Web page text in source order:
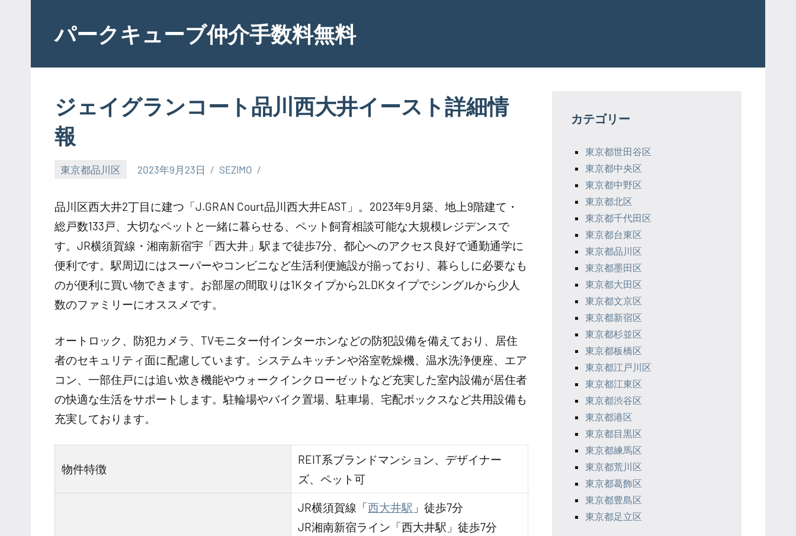
contentパークキューブ仲介手数料無料
ジェイグランコート品川西大井イースト詳細情
報
東京都品川区 2023年9月23日 SEZIMO
品川区西大井2丁目に建つ「J.GRAN Court品川西大井EAST」。2023年9月築、地上9階建て・
総戸数133戸、大切なペットと一緒に暮らせる、ペット飼育相談可能な大規模レジデンスで
す。JR横須賀線・湘南新宿宇「西大井」駅まで徒歩7分、都心へのアクセス良好で通勤通学に
便利です。駅周辺にはスーパーやコンビニなど生活利便施設が揃っており、暮らしに必要なも
のが便利に買い物できます。お部屋の間取りは1Kタイプから2LDKタイプでシングルから少人
数のファミリーにオススメです。
オートロック、防犯カメラ、TVモニター付インターホンなどの防犯設備を備えており、居住
者のセキュリティ面に配慮しています。システムキッチンや浴室乾燥機、温水洗浄便座、エア
コン、一部住戸には追い炊き機能やウォークインクローゼットなど充実した室内設備が居住者
の快適な生活をサポートします。駐輪場やバイク置場、駐車場、宅配ボックスなど共用設備も
充実しております。
物件特徴
REIT系ブランドマンション、デザイナー
ズ、ペット可
JR横須賀線「西大井駅 」徒歩7分
JR湘南新宿ライン「西大井駅」徒歩7分
カテゴリー
東京都世田谷区
東京都中央区
東京都中野区
東京都北区
東京都千代田区
東京都台東区
東京都品川区
東京都墨田区
東京都大田区
東京都文京区
東京都新宿区
東京都杉並区
東京都板橋区
東京都江戸川区
東京都江東区
東京都渋谷区
東京都港区
東京都目黒区
東京都練馬区
東京都荒川区
東京都葛飾区
東京都豊島区
東京都足立区